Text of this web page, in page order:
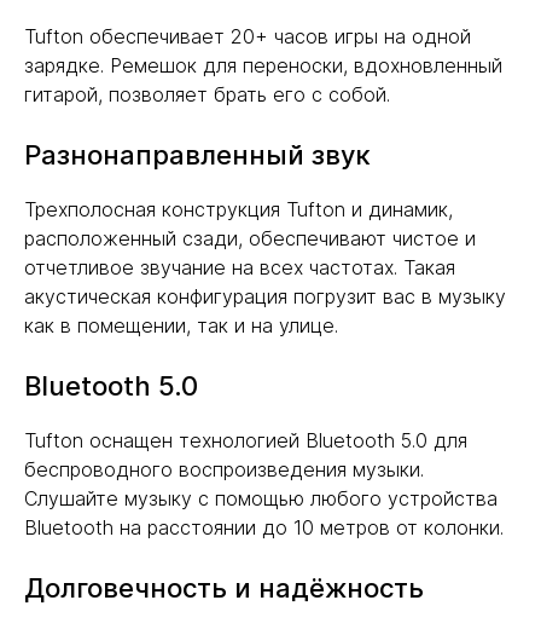
Tufton обеспечивает 20+ часов игры на одной
зарядке. Ремешок для переноски, вдохновленный
гитарой, позволяет брать его с собой.
Разнонаправленный звук
Трехполосная конструкция Tufton и динамик,
расположенный сзади, обеспечивают чистое и
отчетливое звучание на всех частотах. Такая
акустическая конфигурация погрузит вас в музыку
как в помещении, так и на улице.
Bluetooth 5.0
Tufton оснащен технологией Bluetooth 5.0 для
беспроводного воспроизведения музыки.
Слушайте музыку с помощью любого устройства
Bluetooth на расстоянии до 10 метров от колонки.
Долговечность и надёжность